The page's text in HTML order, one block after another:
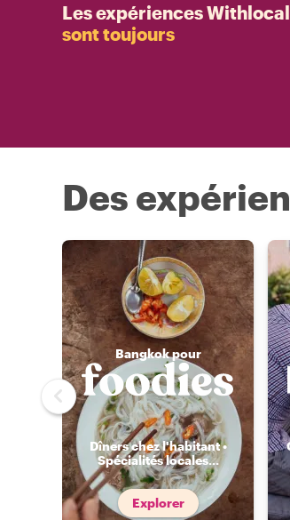
Les expériences
sont toujours
Des
Bangkok pour
Dîners chez l'habitant •
Spécialités locales...
Explorer